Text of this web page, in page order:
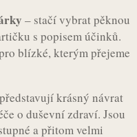
– stačí vybrat pěknou
s popisem účinků.
blízké, kterým přejeme
představují krásný návrat
o duševní zdraví. Jsou
a přitom velmi